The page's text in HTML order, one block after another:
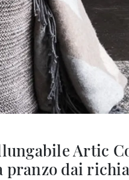
Artic
pranzo dai